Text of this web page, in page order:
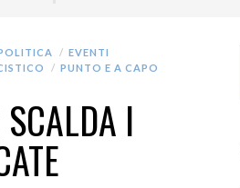
EVENTI
PUNTO E A CAPO
I